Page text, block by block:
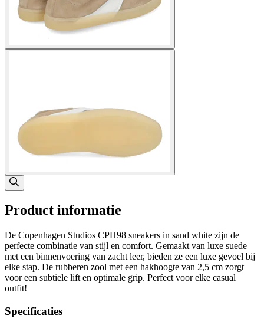
Product informatie
De Copenhagen Studios CPH98 sneakers in sand white zijn de
perfecte combinatie van stijl en comfort. Gemaakt van luxe suede
met een binnenvoering van zacht leer, bieden ze een luxe gevoel bij
elke stap. De rubberen zool met een hakhoogte van 2,5 cm zorgt
voor een subtiele lift en optimale grip. Perfect voor elke casual
outfit!
Specificaties